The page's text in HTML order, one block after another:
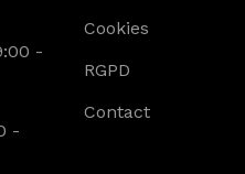
-
-
Cookies
RGPD
Contact